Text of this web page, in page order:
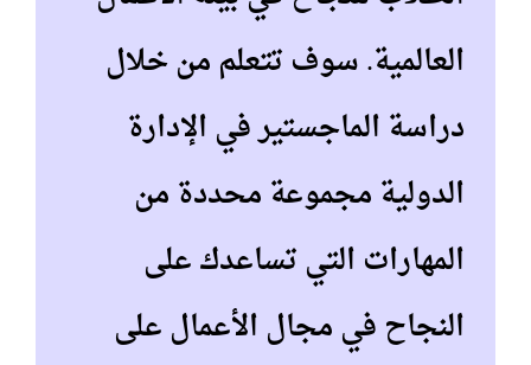
العالمية. سوف تتعلم من خلال
دراسة الماجستير في الإدارة
الدولية مجموعة محددة من
المهارات التي تساعدك على
النجاح في مجال الأعمال على